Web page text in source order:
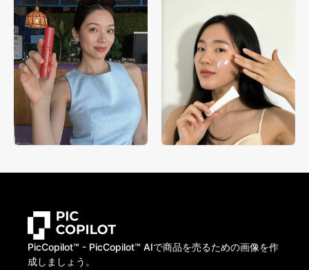
PicCopilot™️ - PicCopilot™️ AIで商品を売るための画像を作
成しましょう。